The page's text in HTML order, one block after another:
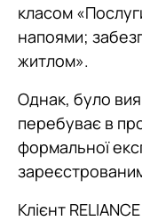
класом
напоями;
житлом».
Однак, було
перебуває в
формальної
Клієнт